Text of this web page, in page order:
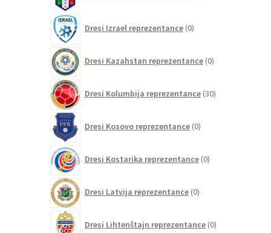
Dresi Izrael reprezentance 0izdelkov
Dresi Kazahstan reprezentance 0izdelkov
Dresi Kolumbija reprezentance 30izdelkov
Dresi Kosovo reprezentance 0izdelkov
Dresi Kostarika reprezentance 0izdelkov
Dresi Latvija reprezentance 0izdelkov
Dresi Lihtenštajn reprezentance 0izdelkov